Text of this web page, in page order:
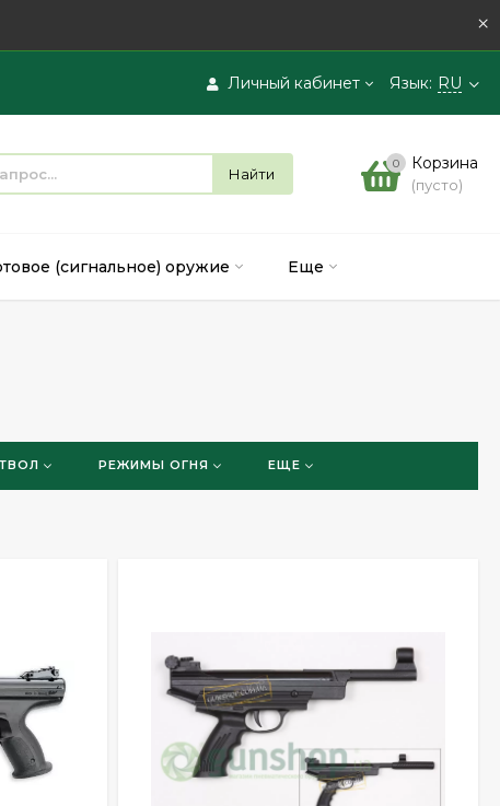
×
Личный кабинет
Вход
Регистрация
Язык: RU
Найти
0 Корзина
(пусто)
(сигнальное) оружие Еще
РЕЖИМЫ ОГНЯ ЕЩЕ